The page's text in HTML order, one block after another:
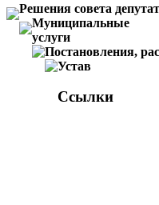
Решения совета
Муниципальные
услуги
Постановления,
Устав
Ссылки